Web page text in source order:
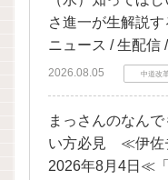
さ進一が生解説
ニュース / 生配信
2026.08.05 中道改
まっさんのなん
い方必見 ≪伊佐
2026年8月4日≪